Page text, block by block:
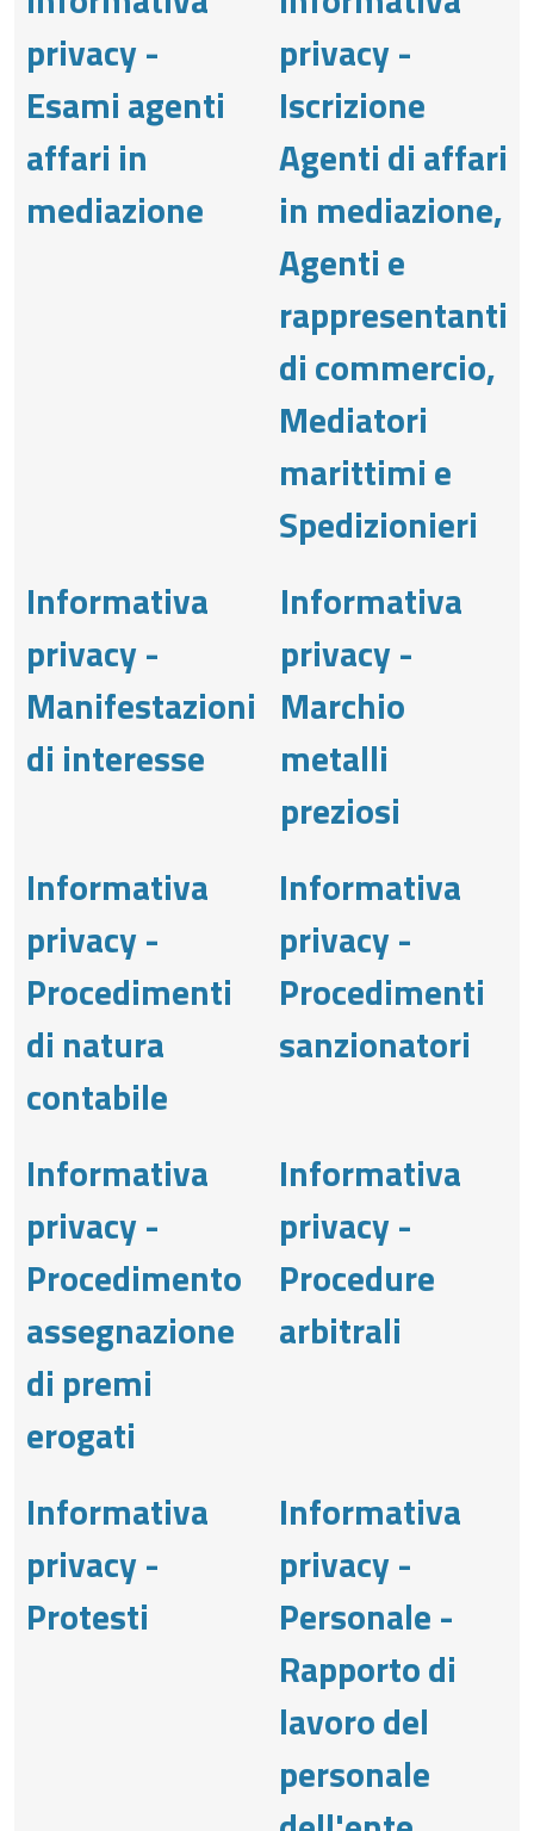
privacy -
Esami agenti
affari in
mediazione
privacy -
Iscrizione
Agenti di affari
in mediazione,
Agenti e
rappresentanti
di commercio,
Mediatori
marittimi e
Spedizionieri
Informativa
privacy -
Manifestazioni
di interesse
Informativa
privacy -
Marchio
metalli
preziosi
Informativa
privacy -
Procedimenti
di natura
contabile
Informativa
privacy -
Procedimenti
sanzionatori
Informativa
privacy -
Procedimento
assegnazione
di premi
erogati
Informativa
privacy -
Procedure
arbitrali
Informativa
privacy -
Protesti
Informativa
privacy -
Personale -
Rapporto di
lavoro del
personale